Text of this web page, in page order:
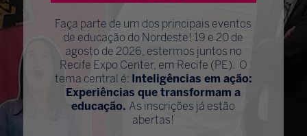
Faça parte de um dos principais eventos
de educação do Nordeste! 19 e 20 de
agosto de 2026, estermos juntos no
Recife Expo Center, em Recife (PE). O
tema central é: Inteligências em ação:
Experiências que transformam a
educação. As inscrições já estão
abertas!